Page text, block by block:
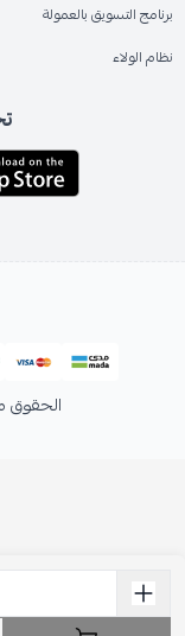
برنامج التسويق بالعمولة
نظام الولاء
الحقوق